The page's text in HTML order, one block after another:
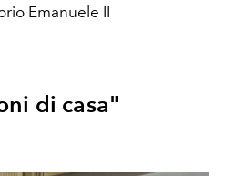
Emanuele II
di casa"